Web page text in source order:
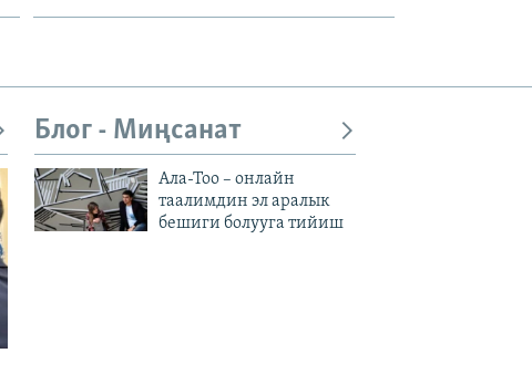
Блог - Миңсанат
Ала-Тоо – онлайн
таалимдин эл аралык
бешиги болууга тийиш